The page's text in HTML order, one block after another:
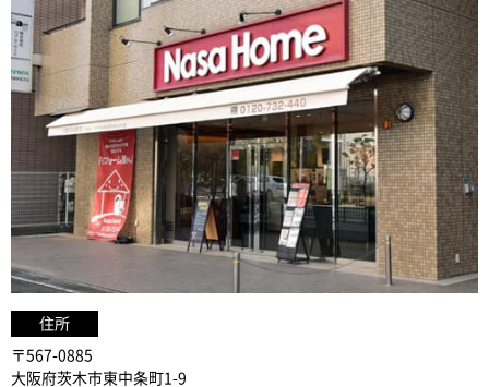
住所
〒567-0885
大阪府茨木市東中条町1-9